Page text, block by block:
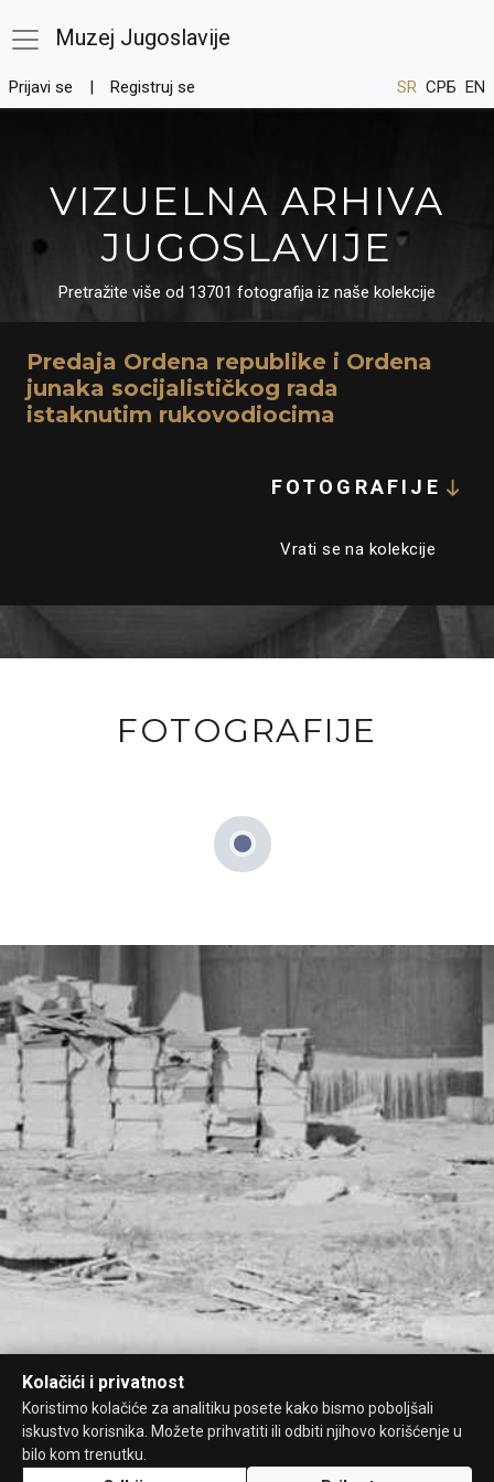
Muzej Jugoslavije
Prijavi se Registruj se SR СРБ EN
VIZUELNA ARHIVA
JUGOSLAVIJE
Pretražite više od 13701 fotografija iz naše kolekcije
Predaja Ordena republike i Ordena
junaka socijalističkog rada
istaknutim rukovodiocima
FOTOGRAFIJE
Vrati se na kolekcije
FOTOGRAFIJE
Kolačići i privatnost
Koristimo kolačiće za analitiku posete kako bismo poboljšali
iskustvo korisnika. Možete prihvatiti ili odbiti njihovo korišćenje u
bilo kom trenutku.